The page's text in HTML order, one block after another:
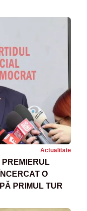
Actualitate
O
PRIMUL TUR